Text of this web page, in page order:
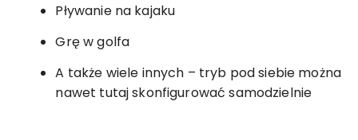
Pływanie na kajaku
Grę w golfa
A także wiele innych – tryb pod siebie można
nawet tutaj skonfigurować samodzielnie